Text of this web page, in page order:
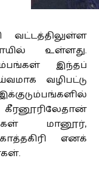
உள்ளது.
இந்தப்
வழிபட்டு
மானூர்,
எனக்